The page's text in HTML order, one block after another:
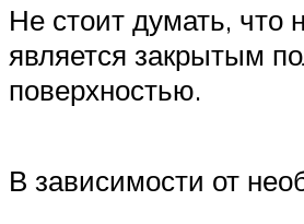
Не стоит думать, что
является закрытым
поверхностью.
В зависимости от